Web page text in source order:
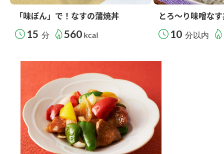
「味ぽん」で！なすの蒲焼丼
15 分 560 kcal
とろ～り味噌な
10 分以内